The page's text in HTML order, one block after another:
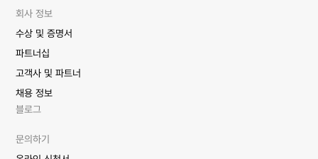
회사 정보
수상 및 증명서
파트너십
고객사 및 파트너
채용 정보
블로그
문의하기